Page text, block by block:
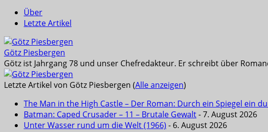
Über
Letzte Artikel
Götz Piesbergen
Götz ist Jahrgang 78 und unser Chefredakteur. Er schreibt über
Letzte Artikel von Götz Piesbergen (Alle anzeigen)
The Man in the High Castle – Der Roman: Durch ein Spiegel ein
Batman: Caped Crusader – 11 – Brutale Gewalt- 7. August 2026
Unter Wasser rund um die Welt (1966) - 6. August 2026